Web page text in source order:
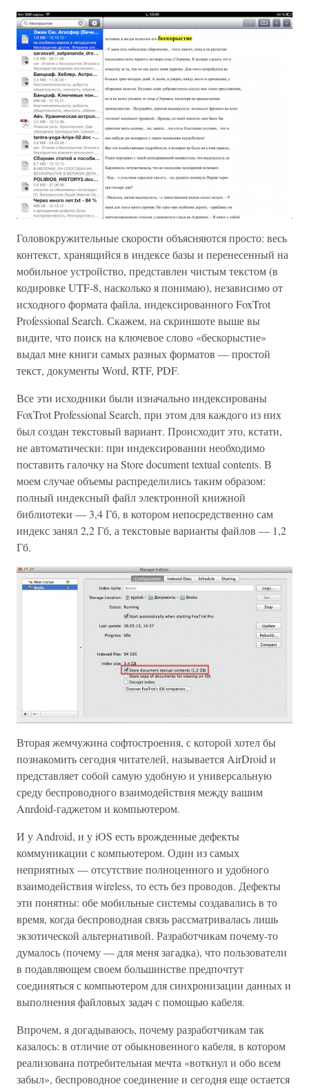
Головокружительные скорости объясняются просто: весь
контекст, хранящийся в индексе базы и перенесенный на
мобильное устройство, представлен чистым текстом (в
кодировке UTF-8, насколько я понимаю), независимо от
исходного формата файла, индексированного FoxTrot
Professional Search. Скажем, на скриншоте выше вы
видите, что поиск на ключевое слово «бескорыстие»
выдал мне книги самых разных форматов — простой
текст, документы Word, RTF, PDF.
Все эти исходники были изначально индексированы
FoxTrot Professional Search, при этом для каждого из них
был создан текстовый вариант. Происходит это, кстати,
не автоматически: при индексировании необходимо
поставить галочку на Store document textual contents. В
моем случае объемы распределились таким образом:
полный индексный файл электронной книжной
библиотеки — 3,4 Гб, в котором непосредственно сам
индекс занял 2,2 Гб, а текстовые варианты файлов — 1,2
Гб.
Вторая жемчужина софтостроения, с которой хотел бы
познакомить сегодня читателей, называется AirDroid и
представляет собой самую удобную и универсальную
среду беспроводного взаимодействия между вашим
Anrdoid-гаджетом и компьютером.
И у Android, и у iOS есть врожденные дефекты
коммуникации с компьютером. Один из самых
неприятных — отсутствие полноценного и удобного
взаимодействия wireless, то есть без проводов. Дефекты
эти понятны: обе мобильные системы создавались в то
время, когда беспроводная связь рассматривалась лишь
экзотической альтернативой. Разработчикам почему-то
думалось (почему — для меня загадка), что пользователи
в подавляющем своем большинстве предпочтут
соединяться с компьютером для синхронизации данных и
выполнения файловых задач с помощью кабеля.
Впрочем, я догадываюсь, почему разработчикам так
казалось: в отличие от обыкновенного кабеля, в котором
реализована потребительная мечта «воткнул и обо всем
забыл», беспроводное соединение и сегодня еще остается